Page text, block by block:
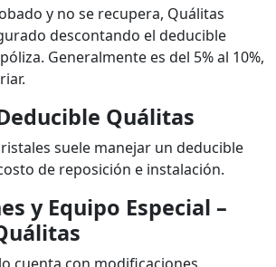
y no se recupera, Quálitas
descontando el deducible
Generalmente es del 5% al 10%,
Quálitas
suele manejar un deducible
de reposición e instalación.
y Equipo Especial –